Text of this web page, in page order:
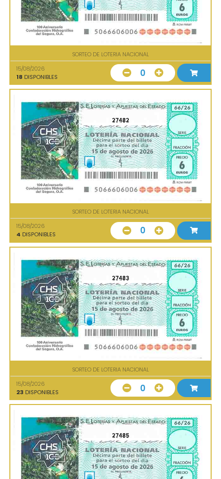
SORTEO DE LOTERIA NACIONAL
15/08/2026
18 DISPONIBLES 0
27482
SORTEO DE LOTERIA NACIONAL
15/08/2026
4 DISPONIBLES 0
27483
SORTEO DE LOTERIA NACIONAL
15/08/2026
23 DISPONIBLES 0
27485